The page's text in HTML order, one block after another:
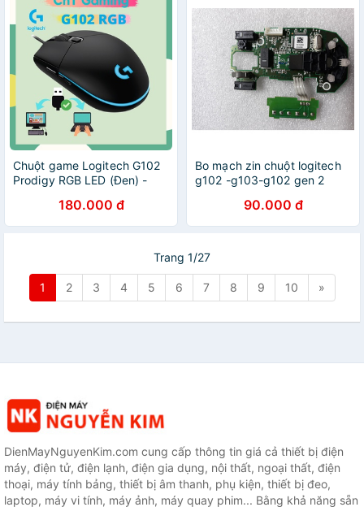
Chuột game Logitech G102
Prodigy RGB LED (Đen) -
Đã Qua Sử Dụng
180.000 đ
Bo mạch zin chuột logitech
g102 -g103-g102 gen 2
90.000 đ
Trang 1/27
1 2 3 4 5 6 7 8 9 10 »
DienMayNguyenKim.com cung cấp thông tin giá cả thiết bị điện
máy, điện tử, điện lạnh, điện gia dụng, nội thất, ngoại thất, điện
thoại, máy tính bảng, thiết bị âm thanh, phụ kiện, thiết bị đeo,
laptop, máy vi tính, máy ảnh, máy quay phim... Bằng khả năng sẵn